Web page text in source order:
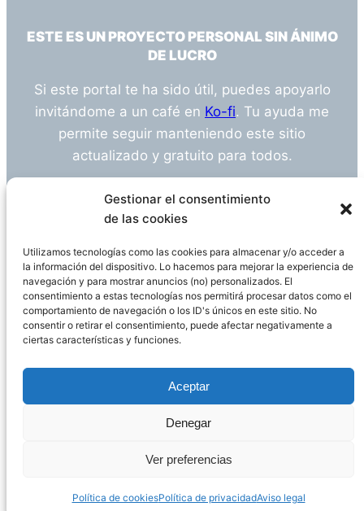
Gestionar el consentimiento
de las cookies
Utilizamos tecnologías como las cookies para almacenar y/o acceder a
la información del dispositivo. Lo hacemos para mejorar la experiencia de
navegación y para mostrar anuncios (no) personalizados. El
consentimiento a estas tecnologías nos permitirá procesar datos como el
comportamiento de navegación o los ID's únicos en este sitio. No
consentir o retirar el consentimiento, puede afectar negativamente a
ciertas características y funciones.
Aceptar
Denegar
Ver preferencias
Política de cookiesPolítica de privacidadAviso legal
ESTE ES UN PROYECTO PERSONAL SIN ÁNIMO
DE LUCRO
Si este portal te ha sido útil, puedes apoyarlo
invitándome a un café en Ko-fi. Tu ayuda me
permite seguir manteniendo este sitio
actualizado y gratuito para todos.
¿Tienes alguna duda o sugerencia? Escríbeme
info@empleosanitarioinvestigacion.es
Descargo de Responsabilidad
Declaración de Privacidad Política de cookies
WordPress
Página administrada por Javier Ripoll
PHP Code SnippetsPowered By :XYZScripts.com